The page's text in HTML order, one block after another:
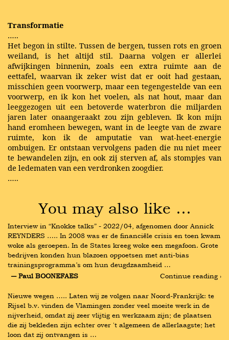
Transformatie
…..
Het begon in stilte. Tussen de bergen, tussen rots en groen
weiland, is het altijd stil. Daarna volgen er allerlei
afwijkingen binnenin, zoals een extra ruimte aan de
eettafel, waarvan ik zeker wist dat er ooit had gestaan,
misschien geen voorwerp, maar een tegengestelde van een
voorwerp, en ik kon het voelen, als nat hout, maar dan
leeggezogen uit een betoverde waterbron die miljarden
jaren later onaangeraakt zou zijn gebleven. Ik kon mijn
hand eromheen bewegen, want in de leegte van de zware
ruimte, kon ik de amputatie van wat-heet-energie
ombuigen. Er ontstaan vervolgens paden die nu niet meer
te bewandelen zijn, en ook zij sterven af, als stompjes van
de ledematen van een verdronken zoogdier.
…..
You may also like …
Interview in “Knokke talks” - 2022/04, afgenomen door Annick
REYNDERS ….. In 2008 was er de financiële crisis en toen kwam
woke als geroepen. In de States kreeg woke een megafoon. Grote
bedrijven konden hun blazoen oppoetsen met anti-bias
trainingsprogramma’s om hun deugdzaamheid …
― Paul BOONEFAES
Continue reading ›
Nieuwe wegen ….. Laten wij ze volgen naar Noord-Frankrijk: te
Rijsel b.v. vinden de Vlamingen zonder veel moeite werk in de
nijverheid, omdat zij zeer vlijtig en werkzaam zijn; de plaatsen
die zij bekleden zijn echter over 't algemeen de allerlaagste; het
loon dat zij ontvangen is …